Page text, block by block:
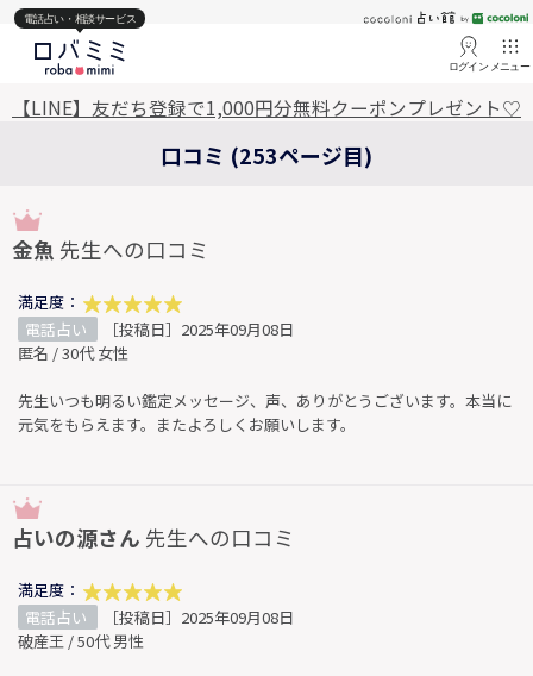
電話占い・相談サービス
ログイン メニュー
【LINE】友だち登録で1,000円分無料クーポンプレゼント♡
口コミ (253ページ目)
金魚 先生への口コミ
満足度：
電話占い
［投稿日］2025年09月08日
匿名 / 30代 女性
先生いつも明るい鑑定メッセージ、声、ありがとうございます。本当に
元気をもらえます。またよろしくお願いします。
占いの源さん 先生への口コミ
満足度：
電話占い
［投稿日］2025年09月08日
破産王 / 50代 男性